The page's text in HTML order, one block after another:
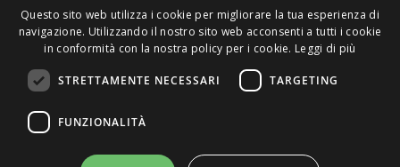
DELLA TORRE, 15 – 20127 – MILANO – P. IVA
SITO REALIZZATO DA GRAFICAEFOTO WEB AGENCY –
Questo sito web utilizza i cookie per migliorare la tua esperienza di
navigazione. Utilizzando il nostro sito web acconsenti a tutti i cookie
in conformità con la nostra policy per i cookie. Leggi di più
STRETTAMENTE NECESSARI TARGETING
FUNZIONALITÀ